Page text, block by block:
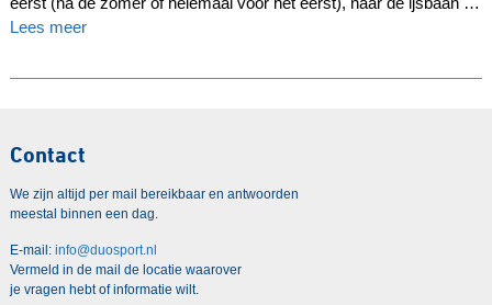
Lees meer
Contact
We zijn altijd per mail bereikbaar en antwoorden
meestal binnen een dag.
E-mail: info@duosport.nl
Vermeld in de mail de locatie waarover
je vragen hebt of informatie wilt.